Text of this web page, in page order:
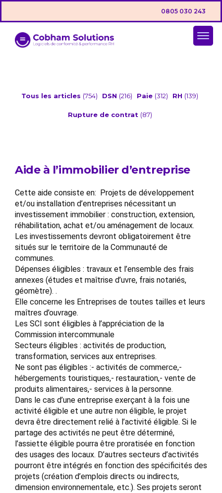
0805 030 243
Tous les articles (754) DSN (216) Paie (312) RH (139)
Rupture de contrat (87)
Aide à l’immobilier d’entreprise
Cette aide consiste en: Projets de développement
et/ou installation d’entreprises nécessitant un
investissement immobilier : construction, extension,
réhabilitation, achat et/ou aménagement de locaux.
Les investissements devront obligatoirement être
situés sur le territoire de la Communauté de
communes.
Dépenses éligibles : travaux et l’ensemble des frais
annexes (études et maîtrise d’uvre, frais notariés,
géomètre). .
Elle concerne les Entreprises de toutes tailles et leurs
maîtres d’ouvrage.
Les SCI sont éligibles à l’appréciation de la
Commission intercommunale
Secteurs éligibles : activités de production,
transformation, services aux entreprises.
Ne sont pas éligibles :- activités de commerce,-
hébergements touristiques,- restauration,- vente de
produits alimentaires,- services à la personne.
Dans le cas d’une entreprise exerçant à la fois une
activité éligible et une autre non éligible, le projet
devra être directement relié à l’activité éligible. Si le
partage des activités ne peut être déterminé,
l’assiette éligible pourra être proratisée en fonction
des usages des locaux. D’autres secteurs d’activités
pourront être intégrés en fonction des spécificités des
projets (création d’emplois directs ou indirects,
dimension environnementale, etc.). Ses projets seront